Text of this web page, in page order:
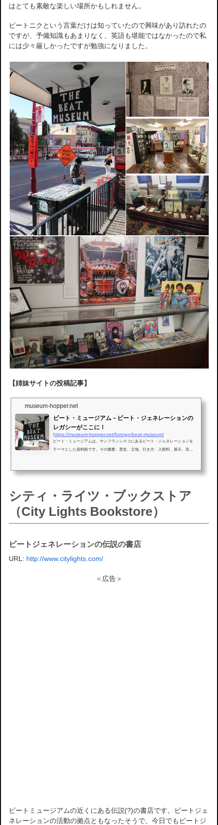
はとても素敵な楽しい場所かもしれません。
ビートニクという言葉だけは知っていたので興味があり訪れたの
ですが、予備知識もあまりなく、英語も堪能ではなかったので私
には少々厳しかったですが勉強になりました。
【姉妹サイトの投稿記事】
museum-hopper.net
ビート・ミュージアム－ビート・ジェネレーションの
レガシーがここに！
https://museum-hopper.net/foreign/beat-museum/
ビート・ミュージアムは、サンフランシスコにあるビート・ジェネレーションを
テーマとした資料館です。その概要、歴史、立地、行き方、入館料、展示、見ど
シティ・ライツ・ブックストア
（City Lights Bookstore）
ビートジェネレーションの伝説の書店
URL: http://www.citylights.com/
＜広告＞
ビートミュージアムの近くにある伝説(?)の書店です。ビートジェ
ネレーションの活動の拠点ともなったそうで、今日でもビートジ